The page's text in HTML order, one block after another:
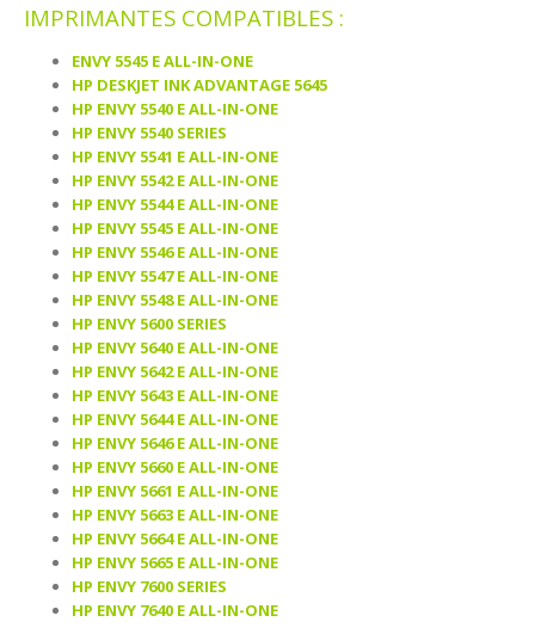
IMPRIMANTES COMPATIBLES :
ENVY 5545 E ALL-IN-ONE
HP DESKJET INK ADVANTAGE 5645
HP ENVY 5540 E ALL-IN-ONE
HP ENVY 5540 SERIES
HP ENVY 5541 E ALL-IN-ONE
HP ENVY 5542 E ALL-IN-ONE
HP ENVY 5544 E ALL-IN-ONE
HP ENVY 5545 E ALL-IN-ONE
HP ENVY 5546 E ALL-IN-ONE
HP ENVY 5547 E ALL-IN-ONE
HP ENVY 5548 E ALL-IN-ONE
HP ENVY 5600 SERIES
HP ENVY 5640 E ALL-IN-ONE
HP ENVY 5642 E ALL-IN-ONE
HP ENVY 5643 E ALL-IN-ONE
HP ENVY 5644 E ALL-IN-ONE
HP ENVY 5646 E ALL-IN-ONE
HP ENVY 5660 E ALL-IN-ONE
HP ENVY 5661 E ALL-IN-ONE
HP ENVY 5663 E ALL-IN-ONE
HP ENVY 5664 E ALL-IN-ONE
HP ENVY 5665 E ALL-IN-ONE
HP ENVY 7600 SERIES
HP ENVY 7640 E ALL-IN-ONE